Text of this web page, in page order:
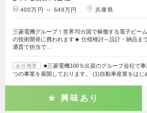
400万円 ～ 649万円 兵庫県
三菱電機グループ！世界70カ国で稼働する電子ビー
の技術開発に携われます★ 仕様検討～設計・納品ま
通貫で担当で…
会社概要
■三菱電機100％出資のグループ会社で
つの事業を展開しております。 (1)自動車産業をはじ
興味あり